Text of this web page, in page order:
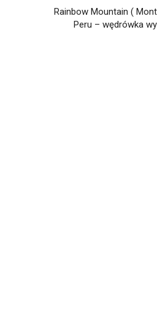
Rainbow Mountain (
Peru – wędrówka